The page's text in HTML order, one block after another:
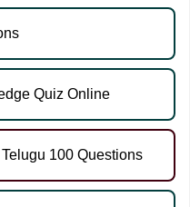
Quiz Online
100 Questions